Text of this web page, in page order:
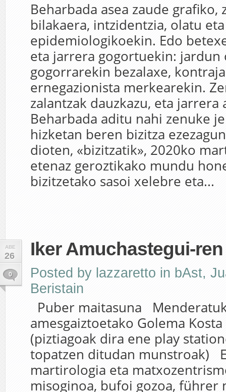
Beharbada asea zaude grafiko,
bilakaera, intzidentzia, olatu
epidemiologikoekin. Edo
eta jarrera gogortuekin: jardun
gogorrarekin bezalaxe,
ernegazionista merkearekin.
zalantzak dauzkazu, eta jarrera
Beharbada aditu nahi zenuke
hizketan beren bizitza
dioten, «bizitzatik», 2020ko
etenaz geroztikako mundu
bizitzetako sasoi xelebre eta...
ABE
26
0
Iker Amuchastegui-
Posted by lazzaretto in bAst,
Beristain
Puber maitasuna
amesgaiztoetako Golema
(piztiagoak dira ene play
topatzen ditudan munstroak)
martirologia eta
misoginoa, bufoi gozoa,